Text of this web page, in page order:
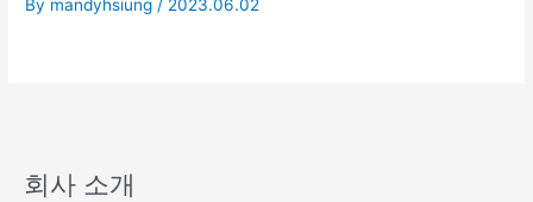
By mandyhsiung / 2023.06.02
회사 소개